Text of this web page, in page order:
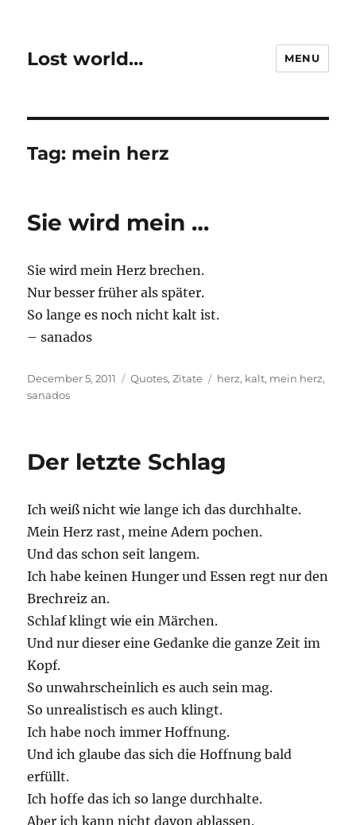
Lost world… MENU
Tag: mein herz
Sie wird mein …
Sie wird mein Herz brechen.
Nur besser früher als später.
So lange es noch nicht kalt ist.
– sanados
Posted
on
December 5, 2011 Categories
Quotes,Zitate Tags
herz, kalt, mein herz,
sanados
Der letzte Schlag
Ich weiß nicht wie lange ich das durchhalte.
Mein Herz rast, meine Adern pochen.
Und das schon seit langem.
Ich habe keinen Hunger und Essen regt nur den
Brechreiz an.
Schlaf klingt wie ein Märchen.
Und nur dieser eine Gedanke die ganze Zeit im
Kopf.
So unwahrscheinlich es auch sein mag.
So unrealistisch es auch klingt.
Ich habe noch immer Hoffnung.
Und ich glaube das sich die Hoffnung bald
erfüllt.
Ich hoffe das ich so lange durchhalte.
Aber ich kann nicht davon ablassen.